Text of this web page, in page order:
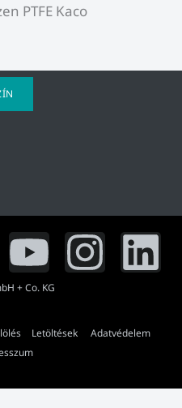
Y
o
u
t
I
n
s
t
L
i
n
k
+ Co. KG
Letöltések
Adatvédelem